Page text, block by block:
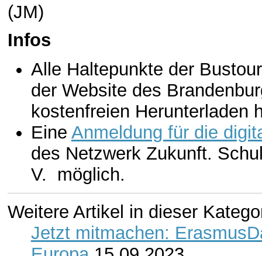
(JM)
Infos
Alle Haltepunkte der
der Website des
kostenfreien Herunterladen
Eine Anmeldung für die
des Netzwerk Zukunft.
V. möglich.
Weitere Artikel in dieser
Jetzt mitmachen: